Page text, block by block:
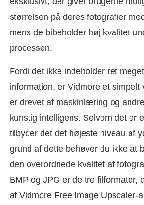
størrelsen på deres fotografier
mens de bibeholder høj kvalitet
processen.
Fordi det ikke indeholder ret
information, er Vidmore et
er drevet af maskinlæring og
kunstig intelligens. Selvom det er
tilbyder det det højeste niveau af
grund af dette behøver du ikke at
den overordnede kvalitet af
BMP og JPG er de tre filformater,
af Vidmore Free Image Upscaler-